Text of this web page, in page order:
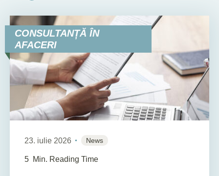
CONSULTANȚĂ ÎN
AFACERI
23. iulie 2026 News
5 Min. Reading Time